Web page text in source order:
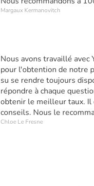
Margaux Kermanovitch
Nous avons travaillé avec
pour l'obtention de notre
su se rendre toujours
répondre à chaque
obtenir le meilleur taux. Il
conseils. Nous le
Chloe Le Fresne